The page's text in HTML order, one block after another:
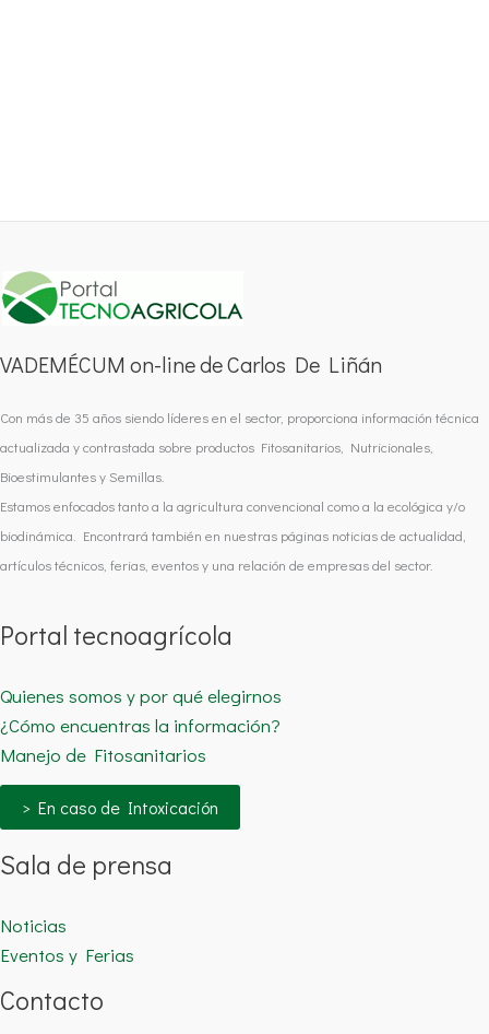
VADEMÉCUM on-line de Carlos De Liñán
Con más de 35 años siendo líderes en el sector, proporciona información técnica
actualizada y contrastada sobre productos Fitosanitarios, Nutricionales,
Bioestimulantes y Semillas.
Estamos enfocados tanto a la agricultura convencional como a la ecológica y/o
biodinámica. Encontrará también en nuestras páginas noticias de actualidad,
artículos técnicos, ferias, eventos y una relación de empresas del sector.
Portal tecnoagrícola
Quienes somos y por qué elegirnos
¿Cómo encuentras la información?
Manejo de Fitosanitarios
> En caso de Intoxicación
Sala de prensa
Noticias
Eventos y Ferias
Contacto